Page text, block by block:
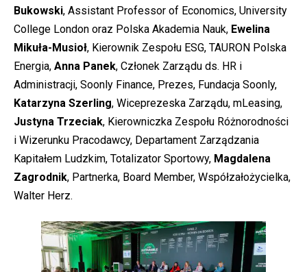
Bukowski, Assistant Professor of Economics, University
College London oraz Polska Akademia Nauk, Ewelina
Mikuła-Musioł, Kierownik Zespołu ESG, TAURON Polska
Energia, Anna Panek, Członek Zarządu ds. HR i
Administracji, Soonly Finance, Prezes, Fundacja Soonly,
Katarzyna Szerling, Wiceprezeska Zarządu, mLeasing,
Justyna Trzeciak, Kierowniczka Zespołu Różnorodności
i Wizerunku Pracodawcy, Departament Zarządzania
Kapitałem Ludzkim, Totalizator Sportowy, Magdalena
Zagrodnik, Partnerka, Board Member, Współzałożycielka,
Walter Herz.